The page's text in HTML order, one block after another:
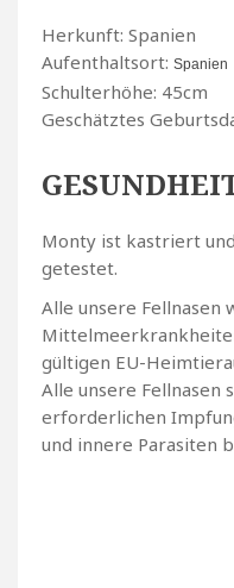
Herkunft: Spanien
Aufenthaltsort: Spanien
Schulterhöhe: 45cm
Geschätztes
Monty ist kastriert
getestet.
Alle unsere Fellnasen
gültigen EU-
Alle unsere Fellnasen
erforderlichen
und innere Parasiten